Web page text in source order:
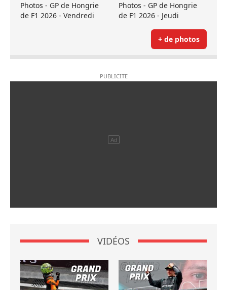
Photos - GP de Hongrie
de F1 2026 - Vendredi
Photos - GP de Hongrie
de F1 2026 - Jeudi
+ de photos
VIDÉOS